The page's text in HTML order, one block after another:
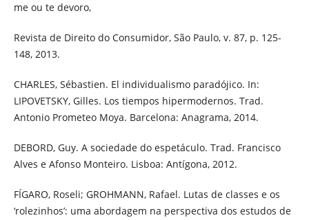
me ou te devoro,
Revista de Direito do Consumidor, São Paulo, v. 87, p. 125-
148, 2013.
CHARLES, Sébastien. El individualismo paradójico. In:
LIPOVETSKY, Gilles. Los tiempos hipermodernos. Trad.
Antonio Prometeo Moya. Barcelona: Anagrama, 2014.
DEBORD, Guy. A sociedade do espetáculo. Trad. Francisco
Alves e Afonso Monteiro. Lisboa: Antígona, 2012.
FÍGARO, Roseli; GROHMANN, Rafael. Lutas de classes e os
‘rolezinhos’: uma abordagem na perspectiva dos estudos de